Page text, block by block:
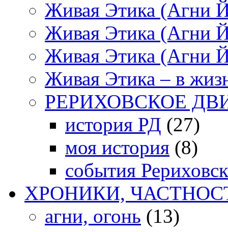
Живая Этика (Агни
Живая Этика (Агни
Живая Этика (Агни
Живая Этика – в
РЕРИХОВСКОЕ
история РД (27)
моя история (8)
события
ХРОНИКИ,
агни, огонь (13)